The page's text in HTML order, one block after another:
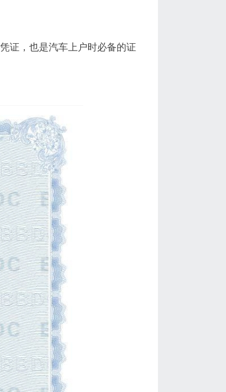
证，也是汽车上户时必备的证